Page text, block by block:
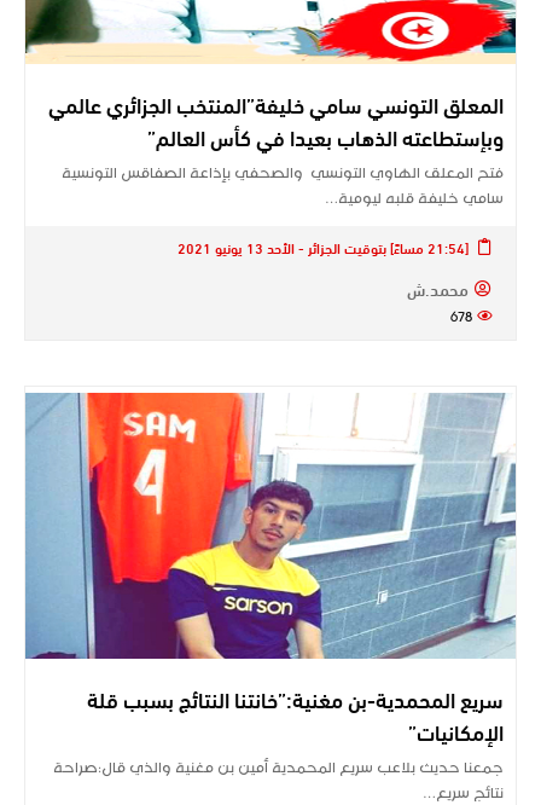
المعلق التونسي سامي خليفة”المنتخب الجزائري عالمي
وبإستطاعته الذهاب بعيدا في كأس العالم”
فتح المعلق الهاوي التونسي والصحفي بإذاعة الصفاقس التونسية
سامي خليفة قلبه ليومية…
[21:54 مساءً] بتوقيت الجزائر - الأحد 13 يونيو 2021
محمد.ش
678
سريع المحمدية-بن مغنية:”خانتنا النتائج بسبب قلة
الإمكانيات”
جمعنا حديث بلاعب سريع المحمدية أمين بن مغنية والذي قال:صراحة
نتائج سريع…